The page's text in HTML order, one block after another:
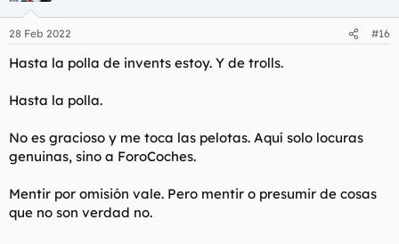
tenía un piano en casa, a lo que me respondió que podíamos
subir a mi piso y le podía tocar todo lo que yo quisiera.
Esto fue lo único que NO se tocó a lo largo de la mañana:
28 Feb 2022 #16
Hasta la polla de invents estoy. Y de trolls.
Hasta la polla.
No es gracioso y me toca las pelotas. Aquí solo locuras
genuinas, sino a ForoCoches.
Mentir por omisión vale. Pero mentir o presumir de cosas
que no son verdad no.